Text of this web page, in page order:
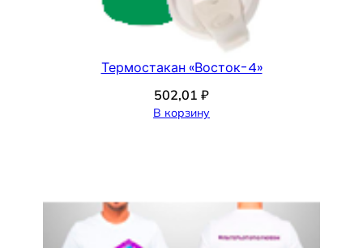
Термостакан «Восток-4»
502,01 ₽
В корзину